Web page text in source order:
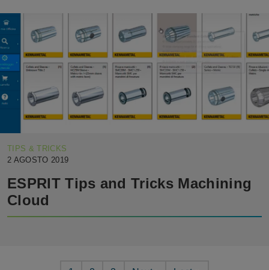
TIPS & TRICKS
2 AGOSTO 2019
ESPRIT Tips and Tricks Machining
Cloud